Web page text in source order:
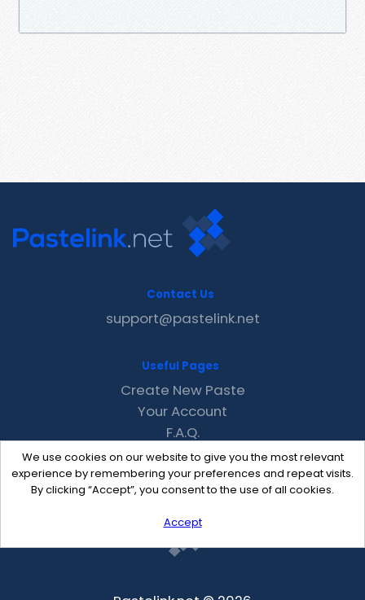
We use cookies on our website to give you the most relevant
experience by remembering your preferences and repeat visits.
By clicking “Accept”, you consent to the use of all cookies.
Accept
Contact Us
support@pastelink.net
Useful Pages
Create New Paste
Your Account
F.A.Q.
Recent
Contact